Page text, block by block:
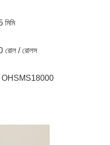
রোল / রোলস
OHSMS18000